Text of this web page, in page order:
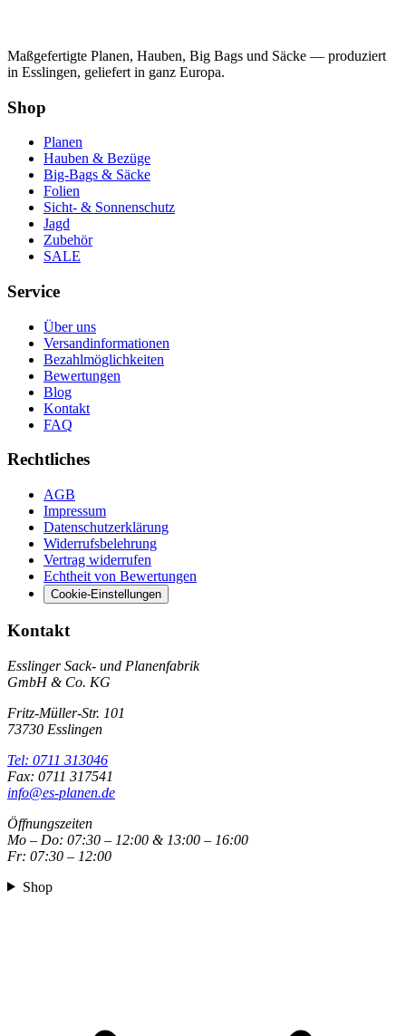
Maßgefertigte Planen, Hauben, Big Bags und Säcke — produziert
in Esslingen, geliefert in ganz Europa.
Shop
Planen
Hauben & Bezüge
Big-Bags & Säcke
Folien
Sicht- & Sonnenschutz
Jagd
Zubehör
SALE
Service
Über uns
Versandinformationen
Bezahlmöglichkeiten
Bewertungen
Blog
Kontakt
FAQ
Rechtliches
AGB
Impressum
Datenschutzerklärung
Widerrufsbelehrung
Vertrag widerrufen
Echtheit von Bewertungen
Cookie-Einstellungen
Kontakt
Esslinger Sack- und Planenfabrik
GmbH & Co. KG
Fritz-Müller-Str. 101
73730 Esslingen
Tel: 0711 313046
Fax: 0711 317541
info@es-planen.de
Öffnungszeiten
Mo – Do: 07:30 – 12:00 & 13:00 – 16:00
Fr: 07:30 – 12:00
Shop